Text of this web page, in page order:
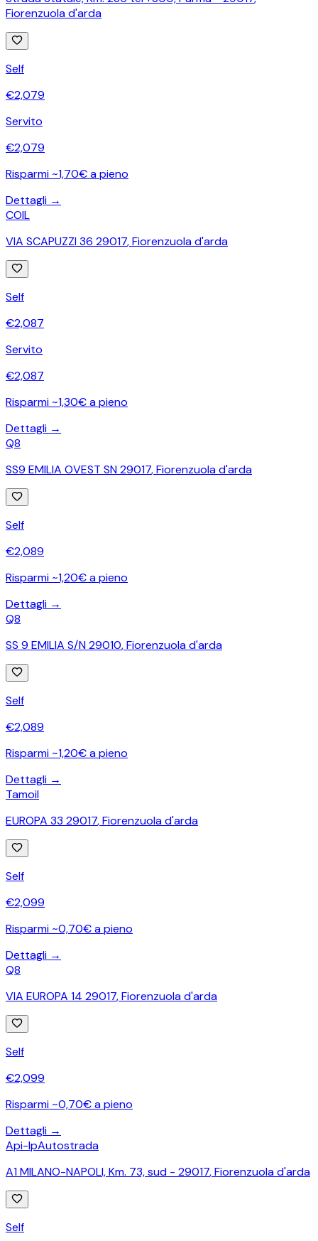
Fiorenzuola d'arda
Self
€2,079
Servito
€2,079
Risparmi ~1,70€ a pieno
Dettagli →
COIL
VIA SCAPUZZI 36 29017,Fiorenzuola d'arda
Self
€2,087
Servito
€2,087
Risparmi ~1,30€ a pieno
Dettagli →
Q8
SS9 EMILIA OVEST SN 29017,Fiorenzuola d'arda
Self
€2,089
Risparmi ~1,20€ a pieno
Dettagli →
Q8
SS 9 EMILIA S/N 29010,Fiorenzuola d'arda
Self
€2,089
Risparmi ~1,20€ a pieno
Dettagli →
Tamoil
EUROPA 33 29017,Fiorenzuola d'arda
Self
€2,099
Risparmi ~0,70€ a pieno
Dettagli →
Q8
VIA EUROPA 14 29017,Fiorenzuola d'arda
Self
€2,099
Risparmi ~0,70€ a pieno
Dettagli →
Api-IpAutostrada
A1 MILANO-NAPOLI, Km. 73, sud - 29017,Fiorenzuola d'arda
Self